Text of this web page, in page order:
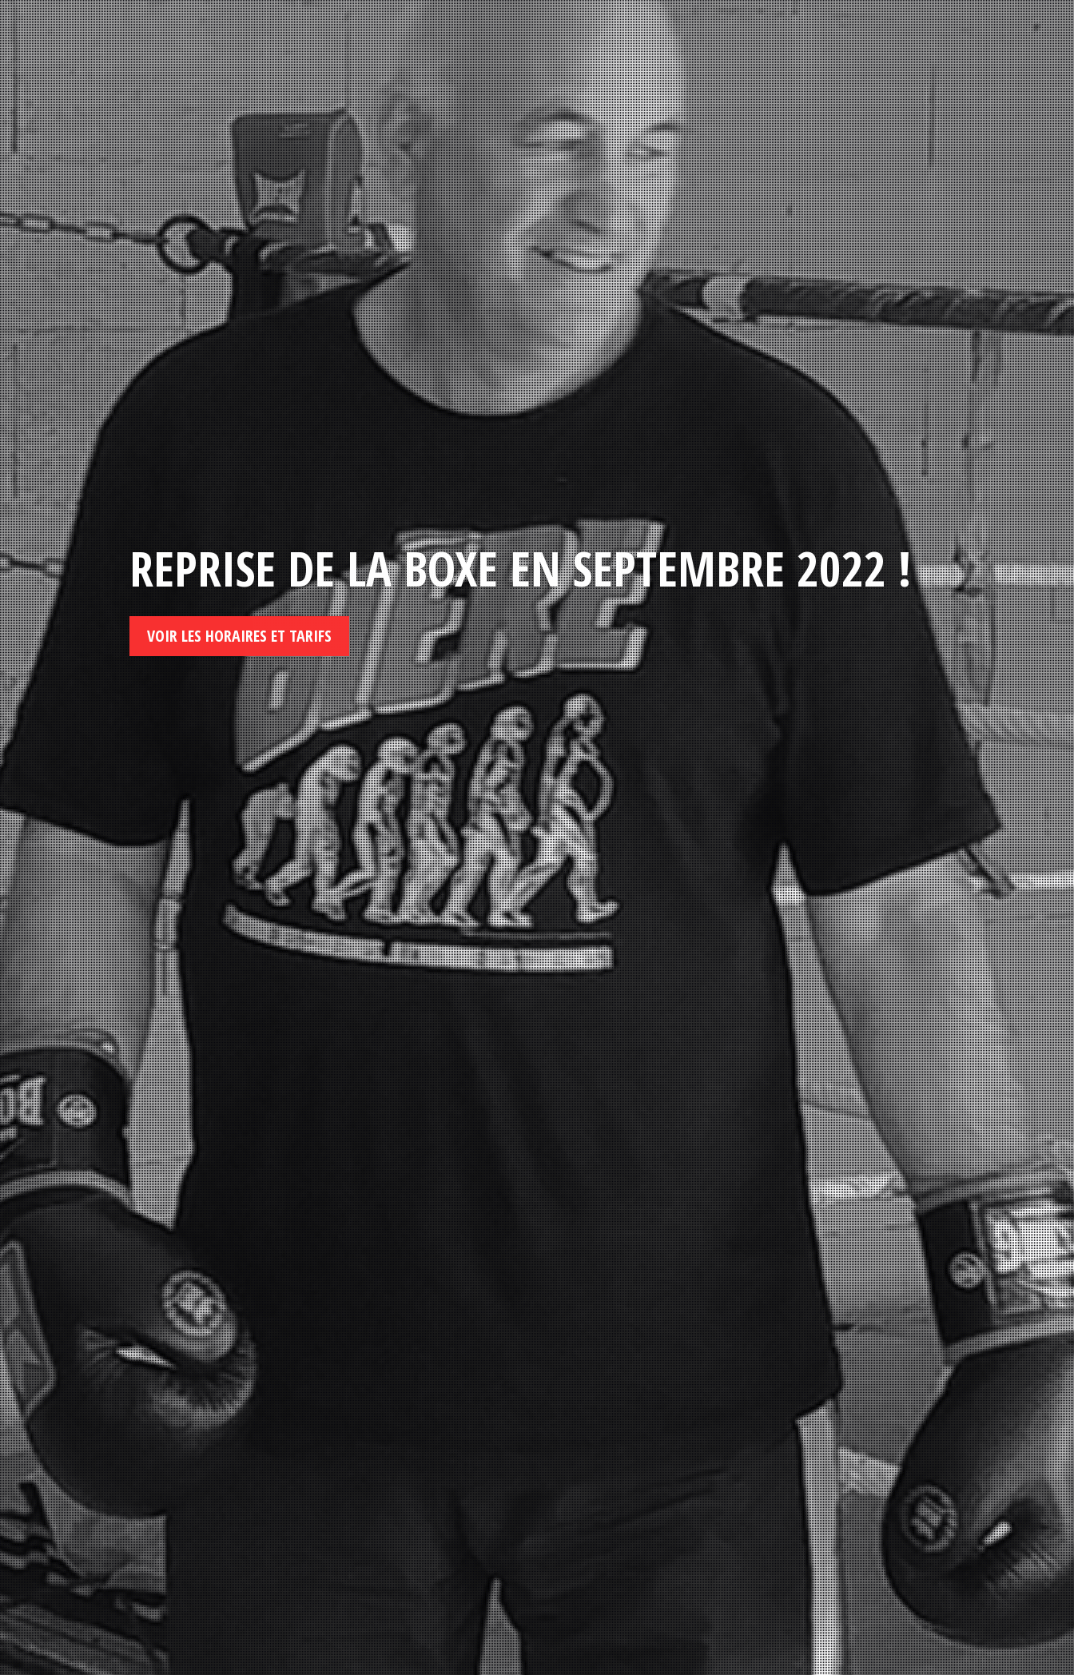
REPRISE DE LA BOXE EN SEPTEMBRE 2022 !
VOIR LES HORAIRES ET TARIFS